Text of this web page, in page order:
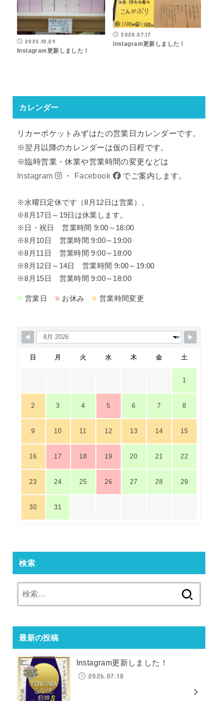
2025.10.09
Instagram更新しました！
2020.07.17
Instagram更新しました！
カレンダー
リカーポケットみずはたの営業日カレンダーです。
※翌月以降のカレンダーは仮の日程です。
※臨時営業・休業や営業時間の変更などは
Instagram
・ Facebook でご案内します。
※水曜日定休です（8月12日は営業）。
※8月17日～19日は休業します。
※日・祝日 営業時間 9:00～18:00
※8月10日 営業時間 9:00～19:00
※8月11日 営業時間 9:00～18:00
※8月12日～14日 営業時間 9:00～19:00
※8月15日 営業時間 9:00～18:00
■ 営業日 ■ お休み ■ 営業時間変更
日 月 火 水 木 金 土
1
2 3 4 5 6 7 8
9 10 11 12 13 14 15
16 17 18 19 20 21 22
23 24 25 26 27 28 29
30 31
検索
索:
最新の投稿
Instagram更新しました！
2026.07.18